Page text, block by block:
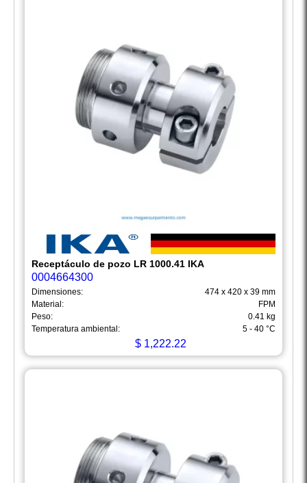
Receptáculo de pozo LR 1000.41 IKA
0004664300
Dimensiones:
474 x 420 x 39 mm
Material:
FPM
Peso:
0.41 kg
Temperatura ambiental:
5 - 40 °C
$1,222.22